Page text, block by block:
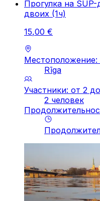
Прогулка на
двоих (1ч)
15,00 €
Местоположение:
Rīga
Участники: от 2
2 человек